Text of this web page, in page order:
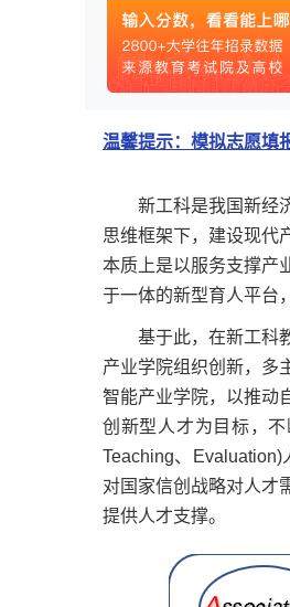
温馨提示：模拟志愿填
新工科是我国新经济
思维框架下，建设现代
本质上是以服务支撑产
于一体的新型育人平台
基于此，在新工科教
产业学院组织创新，多
智能产业学院，以推动
创新型人才为目标，
Teaching、
对国家信创战略对人才
提供人才支撑。